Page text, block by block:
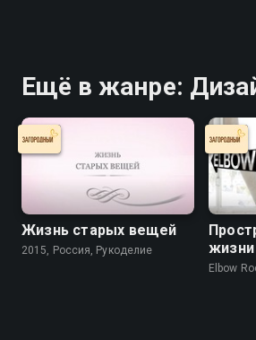
Ещё в жанре:
Жизнь старых вещей
2015, Россия, Рукоделие
жизни
Elbow